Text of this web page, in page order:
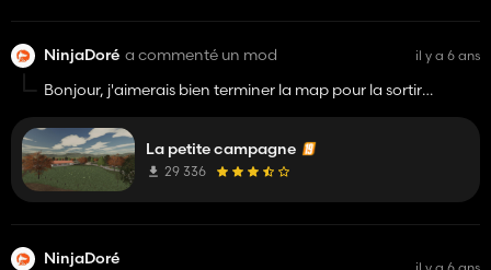
NinjaDoré a commenté un mod il y a 6 ans
Bonjour, j'aimerais bien terminer la map pour la sortir
accord . Si vous êtes d’accord merci de me répondre.
La petite campagne
29 336
NinjaDoré